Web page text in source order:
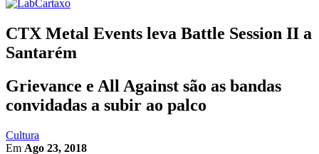
CTX Metal Events leva Battle Session II a
Santarém
Grievance e All Against são as bandas
convidadas a subir ao palco
Cultura
Em Ago 23, 2018